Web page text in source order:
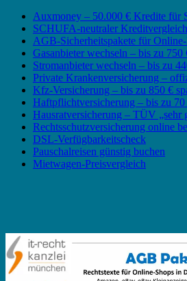
Auxmoney – 50.000 € Kredite für
SCHUFA-neutraler
AGB-Sicherheitspakete für
Gasanbieter wechseln – bis zu 750
Stromanbieter wechseln – bis zu
Private Krankenversicherung –
Kfz-Versicherung – bis zu 850 €
Haftpflichtversicherung – bis zu 70
Hausratversicherung – TÜV „sehr
Rechtsschutzversicherung online
DSL-Verfügbarkeitscheck
Pauschalreisen günstig buchen
Mietwagen-Preisvergleich